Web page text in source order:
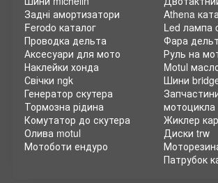
Задні амортизатори
Ferodo каталог
Проводка дельта
Athena
Led лампа
Фара
Аксесуари для мото
Наклейки хонда
Свічки ngk
Генератор скутера
Тормозна рідина
Комутатор до скутера
Олива motul
Мотоботи ендуро
Руль на
Motul
Шини
мотоцикла
Жиклер
Диски trw
Патрубок